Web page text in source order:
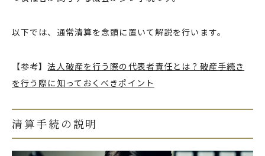
以下では、通常清算を念頭に置いて解説を行います。
【参考】法人破産を行う際の代表者責任とは？破産手続き
を行う際に知っておくべきポイント
清算手続の説明